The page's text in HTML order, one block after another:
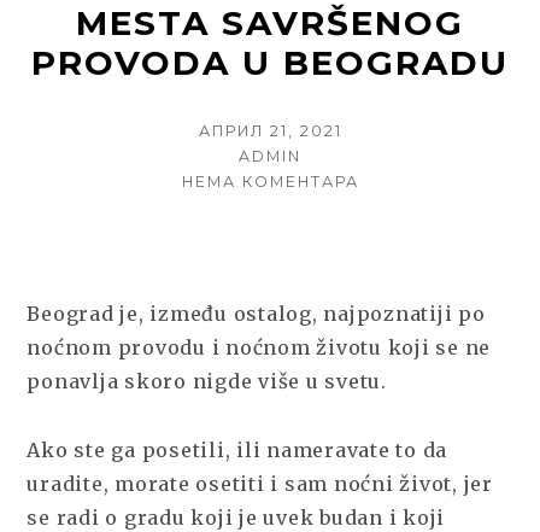
MESTA SAVRŠENOG
PROVODA U BEOGRADU
POSTED
АПРИЛ 21, 2021
AUTHOR
ADMIN
НЕМА КОМЕНТАРА
BEOGRADU
Beograd je, između ostalog, najpoznatiji po
noćnom provodu i noćnom životu koji se ne
ponavlja skoro nigde više u svetu.
Ako ste ga posetili, ili nameravate to da
uradite, morate osetiti i sam noćni život, jer
se radi o gradu koji je uvek budan i koji